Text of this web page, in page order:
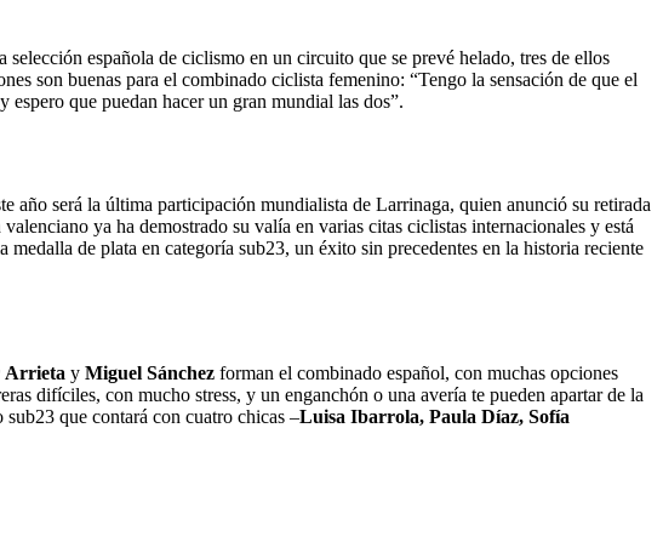
selección española de ciclismo en un circuito que se prevé helado, tres de ellos
son buenas para el combinado ciclista femenino: “Tengo la sensación de que el
que puedan hacer un gran mundial las dos”.
año será la última participación mundialista de Larrinaga, quien anunció su retirada
ya ha demostrado su valía en varias citas ciclistas internacionales y está
de plata en categoría sub23, un éxito sin precedentes en la historia reciente
Arrieta y Miguel Sánchez forman el combinado español, con muchas opciones
difíciles, con mucho stress, y un enganchón o una avería te pueden apartar de la
que contará con cuatro chicas –Luisa Ibarrola, Paula Díaz, Sofía